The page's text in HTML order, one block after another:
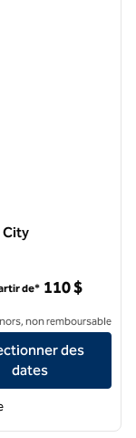
City
by Hilton Las Vegas
de* 110 $
non remboursable
des
dates